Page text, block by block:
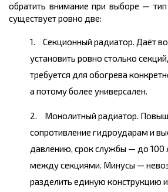
обратить внимание при выборе —
существует ровно две:
Секционный радиатор. Даёт
установить ровно столько
требуется для обогрева
а потому более универсален.
Монолитный радиатор.
сопротивление гидроударам и
давлению, срок службы — до 100
между секциями. Минусы —
разделить единую конструкцию